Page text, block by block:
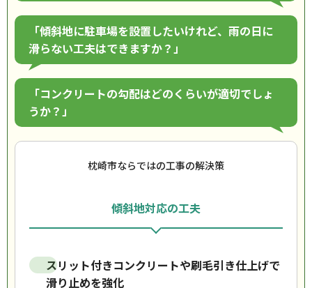
「傾斜地に駐車場を設置したいけれど、雨の日に
滑らない工夫はできますか？」
「コンクリートの勾配はどのくらいが適切でしょ
うか？」
枕崎市ならではの工事の解決策
傾斜地対応の工夫
スリット付きコンクリートや刷毛引き仕上げで
滑り止めを強化